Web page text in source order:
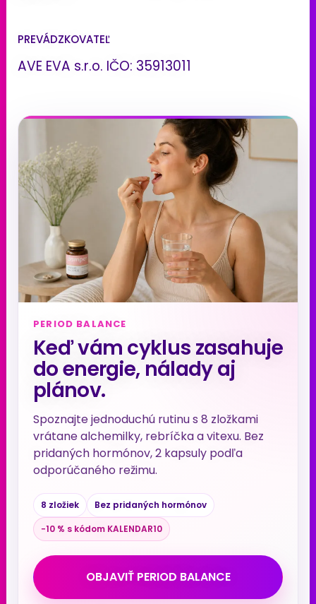
PREVÁDZKOVATEĽ
AVE EVA s.r.o. IČO: 35913011
PERIOD BALANCE
Keď vám cyklus zasahuje
do energie, nálady aj
plánov.
Spoznajte jednoduchú rutinu s 8 zložkami
vrátane alchemilky, rebríčka a vitexu. Bez
pridaných hormónov, 2 kapsuly podľa
odporúčaného režimu.
8 zložiek
Bez pridaných hormónov
−10 % s kódom KALENDAR10
OBJAVIŤ PERIOD BALANCE